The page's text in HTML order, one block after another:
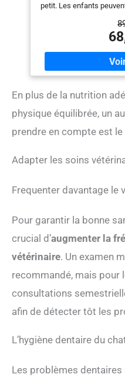
petit. Les enfants
Adapté aux Chats de
est équipé d'une grande
rembourrée et d'un
un chat adulte ou un
adapté et offre à tous
préférences des chats :
le perchoir supérieur
chats curieux, et les
doté de branches
est pratique pour les
les grands félins peuvent
montage facile : La
les griffes et facile à
même
En plus de la nutrition
physique équilibrée, un
prendre en compte est
Adapter les soins
Frequenter davantage le
Pour garantir la bonne
crucial d’augmenter la
vétérinaire. Un examen
recommandé, mais pour
consultations
afin de détecter tôt les
L’hygiène dentaire du
Les problèmes